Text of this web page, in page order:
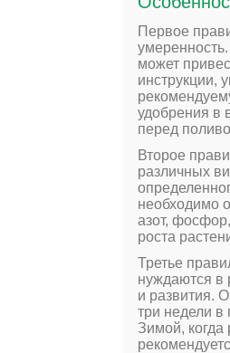
Первое
может
инструкции,
удобрения в
перед
Второе
различных
необходимо
азот,
роста
Третье
нуждаются в
и развития.
три недели в
Зимой, когда